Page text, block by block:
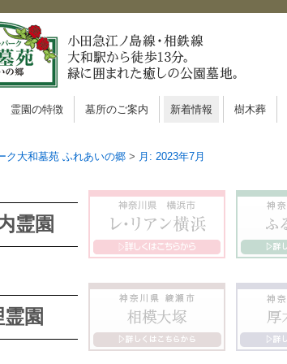
霊園の特徴 墓所のご案内 新着情報 樹木葬
ク大和墓苑 ふれあいの郷> 月: 2023年7月
霊園
園